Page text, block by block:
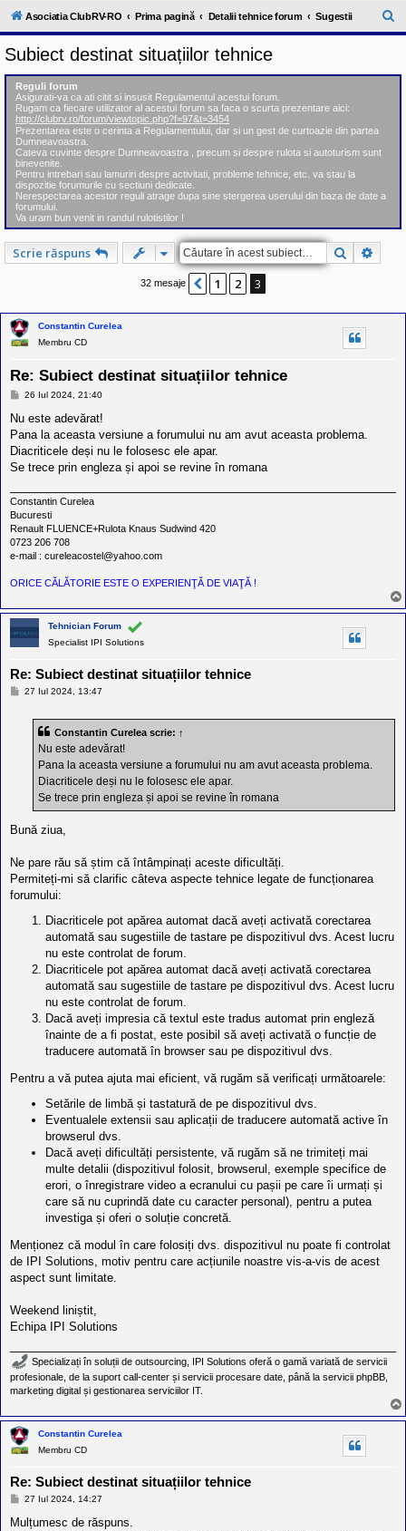
l
u
V
c
o
m
u
n
i
t
a
t
e
a
p
o
s
e
l
o
r
e
r
u
o
t
e
u
t
r
u
l
t
d
i
n
R
m
a
Asociatia ClubRV-RO Prima pagină Detalii tehnice forum Sugestii
ă
Subiect destinat situațiilor tehnice
Reguli forum
Asigurati-va ca ati citit si insusit Regulamentul acestui forum.
Rugam ca fiecare utilizator al acestui forum sa faca o scurta prezentare aici:
http://clubrv.ro/forum/viewtopic.php?f=97&t=3454
Prezentarea este o cerinta a Regulamentului, dar si un gest de curtoazie din partea
Dumneavoastra.
Cateva cuvinte despre Dumneavoastra , precum si despre rulota si autoturism sunt
binevenite.
Pentru intrebari sau lamuriri despre activitati, probleme tehnice, etc. va stau la
dispozitie forumurile cu sectiuni dedicate.
Nerespectarea acestor reguli atrage dupa sine stergerea userului din baza de date a
forumului.
Va uram bun venit in randul rulotistilor !
Scrie răspuns Căutare
32 mesaje Anterior
1 2 3
Constantin Curelea
Membru CD
Re: Subiect destinat situațiilor tehnice
M
s
j
26 Iul 2024, 21:40
Nu este adevărat!
Pana la aceasta versiune a forumului nu am avut aceasta problema.
Diacriticele deși nu le folosesc ele apar.
Se trece prin engleza și apoi se revine în romana
Constantin Curelea
Bucuresti
Renault FLUENCE+Rulota Knaus Sudwind 420
0723 206 708
e-mail : cureleacostel@yahoo.com
ORICE CĂLĂTORIE ESTE O EXPERIENŢĂ DE VIAŢĂ !
Tehnician Forum
Specialist IPI Solutions
Re: Subiect destinat situațiilor tehnice
M27 Iul 2024, 13:47
Constantin Curelea scrie: ↑
Nu este adevărat!
Pana la aceasta versiune a forumului nu am avut aceasta problema.
Diacriticele deși nu le folosesc ele apar.
Se trece prin engleza și apoi se revine în romana
Bună ziua,
Ne pare rău să știm că întâmpinați aceste dificultăți.
Permiteți-mi să clarific câteva aspecte tehnice legate de funcționarea
forumului:
Diacriticele pot apărea automat dacă aveți activată corectarea
automată sau sugestiile de tastare pe dispozitivul dvs. Acest lucru
nu este controlat de forum.
Diacriticele pot apărea automat dacă aveți activată corectarea
automată sau sugestiile de tastare pe dispozitivul dvs. Acest lucru
nu este controlat de forum.
Dacă aveți impresia că textul este tradus automat prin engleză
înainte de a fi postat, este posibil să aveți activată o funcție de
traducere automată în browser sau pe dispozitivul dvs.
Pentru a vă putea ajuta mai eficient, vă rugăm să verificați următoarele:
Setările de limbă și tastatură de pe dispozitivul dvs.
Eventualele extensii sau aplicații de traducere automată active în
browserul dvs.
Dacă aveți dificultăți persistente, vă rugăm să ne trimiteți mai
multe detalii (dispozitivul folosit, browserul, exemple specifice de
erori, o înregistrare video a ecranului cu pașii pe care îi urmați și
care să nu cuprindă date cu caracter personal), pentru a putea
investiga și oferi o soluție concretă.
Menționez că modul în care folosiți dvs. dispozitivul nu poate fi controlat
de IPI Solutions, motiv pentru care acțiunile noastre vis-a-vis de acest
aspect sunt limitate.
Weekend liniștit,
Echipa IPI Solutions
Specializați în soluții de outsourcing, IPI Solutions oferă o gamă variată de servicii
profesionale, de la suport call-center și servicii procesare date, până la servicii phpBB,
marketing digital și gestionarea serviciilor IT.
Constantin Curelea
Membru CD
Re: Subiect destinat situațiilor tehnice
M
s
27 Iul 2024, 14:27
Mulțumesc de răspuns.